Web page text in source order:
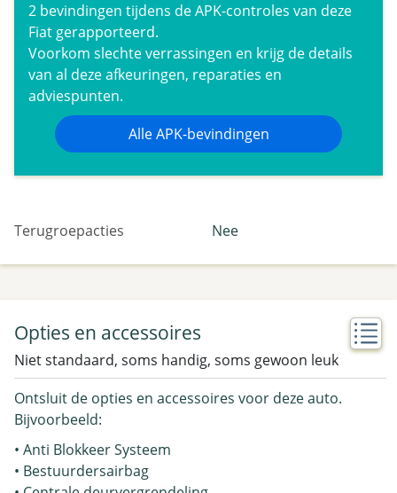
2 bevindingen tijdens de APK-controles van deze
Fiat gerapporteerd.
Voorkom slechte verrassingen en krijg de details
van al deze afkeuringen, reparaties en
adviespunten.
Alle APK-bevindingen
Terugroepacties Nee
Opties en accessoires
Niet standaard, soms handig, soms gewoon leuk
Ontsluit de opties en accessoires voor deze auto.
Bijvoorbeeld:
• Anti Blokkeer Systeem
• Bestuurdersairbag